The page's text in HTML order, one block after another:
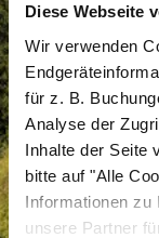
Diese Webseite
Wir verwenden
für z. B.
Analyse der
Inhalte der Seite
bitte auf "Alle
Informationen zu
unsere Partner